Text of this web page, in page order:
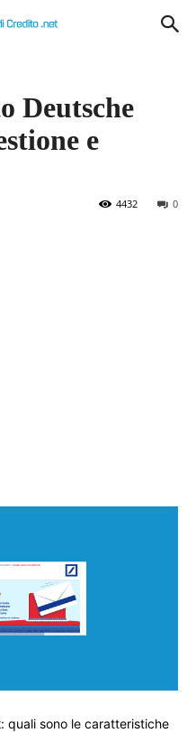
Deutsche
e
0
4432
: quali sono le caratteristiche